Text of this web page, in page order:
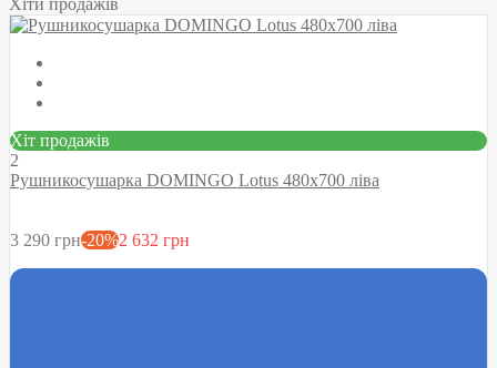
Хіти продажів
Хіт продажів
2
Рушникосушарка DOMINGO Lotus 480х700 ліва
3 290 грн-20%2 632 грн